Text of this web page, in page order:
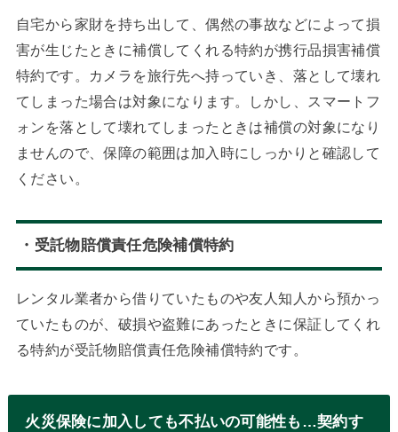
自宅から家財を持ち出して、偶然の事故などによって損
害が生じたときに補償してくれる特約が携行品損害補償
特約です。カメラを旅行先へ持っていき、落として壊れ
てしまった場合は対象になります。しかし、スマートフ
ォンを落として壊れてしまったときは補償の対象になり
ませんので、保障の範囲は加入時にしっかりと確認して
ください。
・受託物賠償責任危険補償特約
レンタル業者から借りていたものや友人知人から預かっ
ていたものが、破損や盗難にあったときに保証してくれ
る特約が受託物賠償責任危険補償特約です。
火災保険に加入しても不払いの可能性も…契約す